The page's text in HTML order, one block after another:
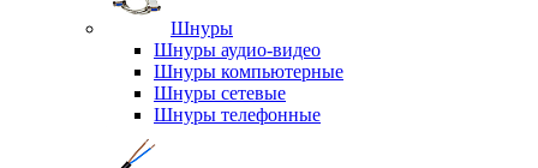
Шнуры
Шнуры аудио-видео
Шнуры компьютерные
Шнуры сетевые
Шнуры телефонные